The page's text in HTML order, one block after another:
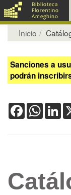
Inicio
Sanciones a
podrán
Facebook